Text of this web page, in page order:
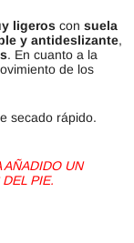
ligeros con suela
y antideslizante,
. En cuanto a la
de los
secado rápido.
AÑADIDO UN
PIE.